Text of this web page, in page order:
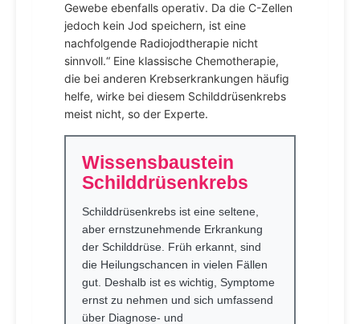
Gewebe ebenfalls operativ. Da die C-Zellen
jedoch kein Jod speichern, ist eine
nachfolgende Radiojodtherapie nicht
sinnvoll.“ Eine klassische Chemotherapie,
die bei anderen Krebserkrankungen häufig
helfe, wirke bei diesem Schilddrüsenkrebs
meist nicht, so der Experte.
Wissensbaustein
Schilddrüsenkrebs
Schilddrüsenkrebs ist eine seltene,
aber ernstzunehmende Erkrankung
der Schilddrüse. Früh erkannt, sind
die Heilungschancen in vielen Fällen
gut. Deshalb ist es wichtig, Symptome
ernst zu nehmen und sich umfassend
über Diagnose- und